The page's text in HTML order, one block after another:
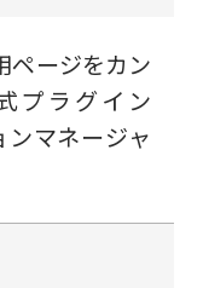
ページをカン
プラグイン
ンマネージャ